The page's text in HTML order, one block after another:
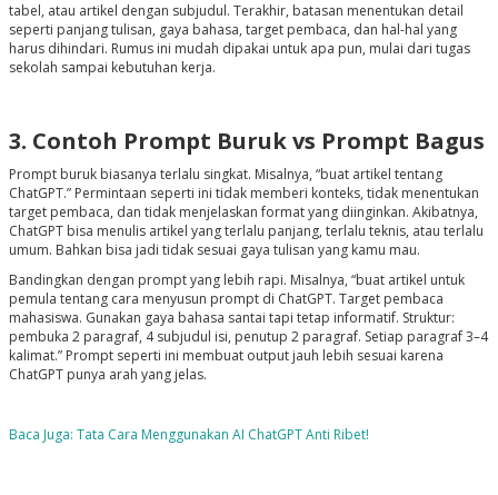
tabel, atau artikel dengan subjudul. Terakhir, batasan menentukan detail
seperti panjang tulisan, gaya bahasa, target pembaca, dan hal-hal yang
harus dihindari. Rumus ini mudah dipakai untuk apa pun, mulai dari tugas
sekolah sampai kebutuhan kerja.
3. Contoh Prompt Buruk vs Prompt Bagus
Prompt buruk biasanya terlalu singkat. Misalnya, “buat artikel tentang
ChatGPT.” Permintaan seperti ini tidak memberi konteks, tidak menentukan
target pembaca, dan tidak menjelaskan format yang diinginkan. Akibatnya,
ChatGPT bisa menulis artikel yang terlalu panjang, terlalu teknis, atau terlalu
umum. Bahkan bisa jadi tidak sesuai gaya tulisan yang kamu mau.
Bandingkan dengan prompt yang lebih rapi. Misalnya, “buat artikel untuk
pemula tentang cara menyusun prompt di ChatGPT. Target pembaca
mahasiswa. Gunakan gaya bahasa santai tapi tetap informatif. Struktur:
pembuka 2 paragraf, 4 subjudul isi, penutup 2 paragraf. Setiap paragraf 3–4
kalimat.” Prompt seperti ini membuat output jauh lebih sesuai karena
ChatGPT punya arah yang jelas.
Baca Juga: Tata Cara Menggunakan AI ChatGPT Anti Ribet!